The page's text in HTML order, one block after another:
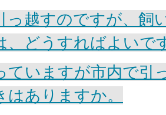
っ越すのですが、飼
、どうすればよいで
ていますが市内で引
はありますか。